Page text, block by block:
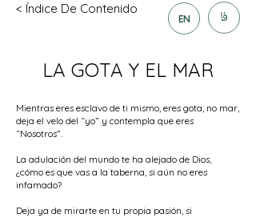
< Índice De Contenido
EN فا
LA GOTA Y EL MAR
Mientras eres esclavo de ti mismo, eres gota, no mar,
deja el velo del “yo” y contempla que eres
“Nosotros”.
La adulación del mundo te ha alejado de Dios,
¿cómo es que vas a la taberna, si aún no eres
infamado?
Deja ya de mirarte en tu propia pasión, si